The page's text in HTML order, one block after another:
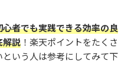
者でも実践できる効率の良
解説 ！楽天ポイントをたくさ
いう人は参考にしてみて下